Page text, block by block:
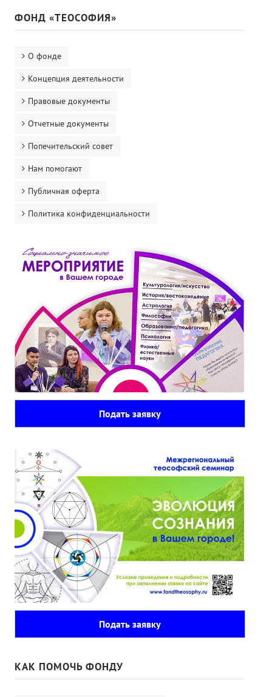
ФОНД «ТЕОСОФИЯ»
О фонде
Концепция деятельности
Правовые документы
Отчетные документы
Попечительский совет
Нам помогают
Публичная оферта
Политика конфиденциальности
Подать заявку
Подать заявку
КАК ПОМОЧЬ ФОНДУ